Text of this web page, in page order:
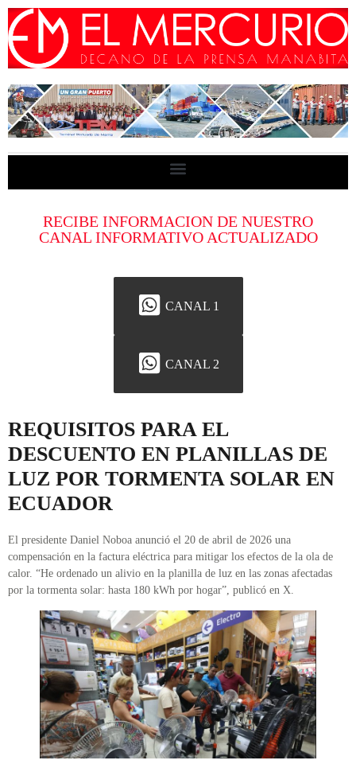
RECIBE INFORMACION DE NUESTRO
CANAL INFORMATIVO ACTUALIZADO
CANAL 1
CANAL 2
REQUISITOS PARA EL
DESCUENTO EN PLANILLAS DE
LUZ POR TORMENTA SOLAR EN
ECUADOR
El presidente Daniel Noboa anunció el 20 de abril de 2026 una
compensación en la factura eléctrica para mitigar los efectos de la ola de
calor. “He ordenado un alivio en la planilla de luz en las zonas afectadas
por la tormenta solar: hasta 180 kWh por hogar”, publicó en X.